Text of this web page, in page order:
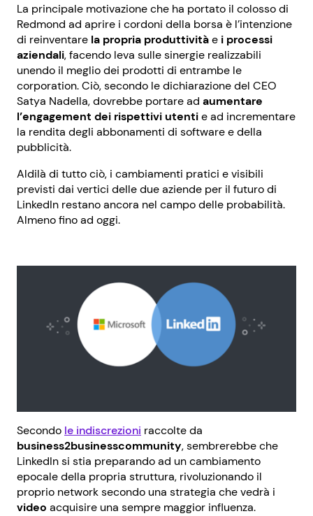
La principale motivazione che ha portato il colosso di
Redmond ad aprire i cordoni della borsa è l’intenzione
di reinventare la propria produttivitàe i processi
aziendali, facendo leva sulle sinergie realizzabili
unendo il meglio dei prodotti di entrambe le
corporation. Ciò, secondo le dichiarazione del CEO
Satya Nadella, dovrebbe portare ad aumentare
l’engagement dei rispettivi utentie ad incrementare
la rendita degli abbonamenti di software e della
pubblicità.
Aldilà di tutto ciò, i cambiamenti pratici e visibili
previsti dai vertici delle due aziende per il futuro di
LinkedIn restano ancora nel campo delle probabilità.
Almeno fino ad oggi.
Secondo le indiscrezioni raccolte da
business2businesscommunity, sembrerebbe che
LinkedIn si stia preparando ad un cambiamento
epocale della propria struttura, rivoluzionando il
proprio network secondo una strategia che vedrà i
video acquisire una sempre maggior influenza.